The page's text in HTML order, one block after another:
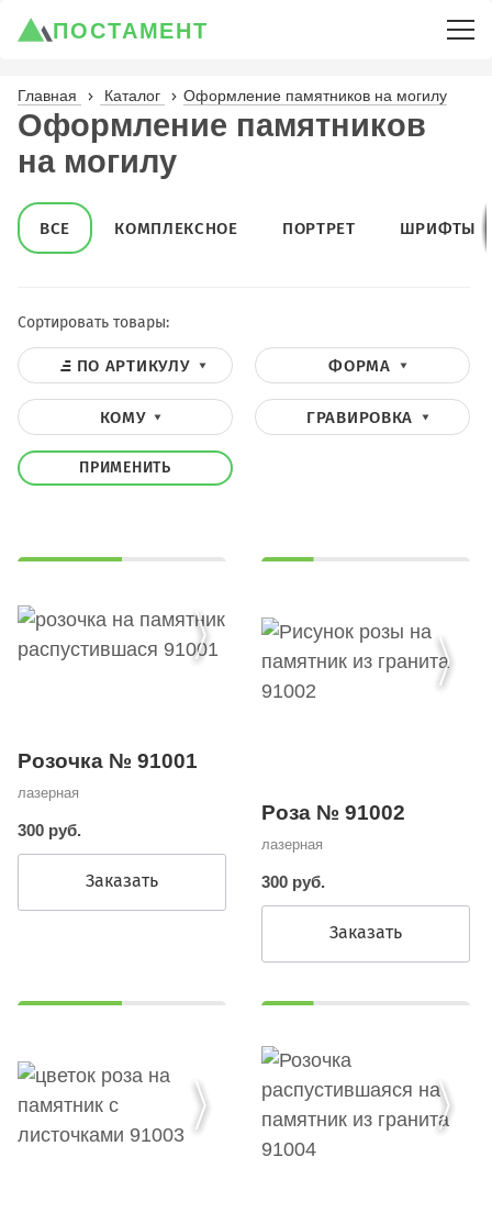
ПОСТАМЕНТ
Главная Каталог Оформление памятников на могилу
Оформление памятников
на могилу
ВСЕ КОМПЛЕКСНОЕ ПОРТРЕТ ШРИФТЫ
Сортировать товары:
ПО АРТИКУЛУ ФОРМА
КОМУ ГРАВИРОВКА
ПРИМЕНИТЬ
Розочка № 91001
лазерная
300 руб.
Заказать
Роза № 91002
лазерная
300 руб.
Заказать